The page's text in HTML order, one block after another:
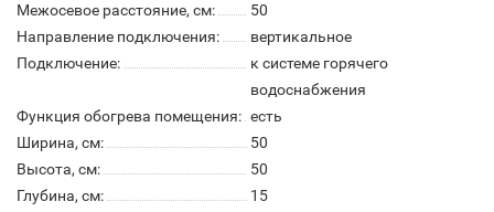
Межосевое расстояние, см:
50
Направление подключения:
вертикальное
Подключение:
к системе горячего
водоснабжения
Функция обогрева помещения: есть
Ширина, см:
50
Высота, см:
50
Глубина, см:
15